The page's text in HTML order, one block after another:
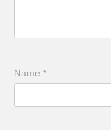
Name *